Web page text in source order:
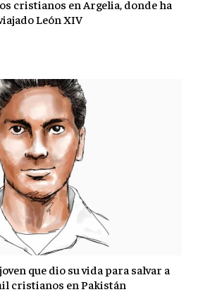
cristianos en Argelia, donde ha
León XIV
que dio su vida para salvar a
cristianos en Pakistán